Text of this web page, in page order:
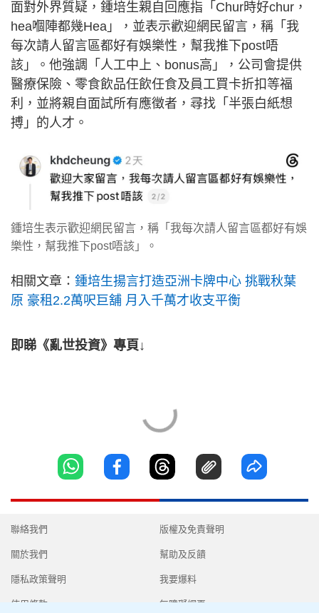
面對外界質疑，鍾培生親自回應指「Chur時好chur，
hea嗰陣都幾Hea」，並表示歡迎網民留言，稱「我
每次請人留言區都好有娛樂性，幫我推下post唔
該」。他強調「人工中上、bonus高」，公司會提供
醫療保險、零食飲品任飲任食及員工買卡折扣等福
利，並將親自面試所有應徵者，尋找「半張白紙想
搏」的人才。
鍾培生表示歡迎網民留言，稱「我每次請人留言區都好有娛
樂性，幫我推下post唔該」。
相關文章： 鍾培生揚言打造亞洲卡牌中心 挑戰秋葉
原 豪租2.2萬呎巨舖 月入千萬才收支平衡
即睇《亂世投資》專頁↓
聯絡我們
關於我們
隱私政策聲明
使用條款
版權及免責聲明
幫助及反饋
我要爆料
無障礙網頁